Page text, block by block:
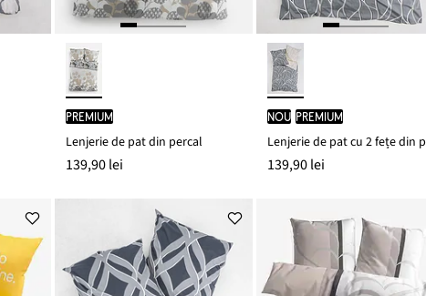
PREMIUM
Lenjerie de pat din percal
139,90 lei
nou PREMIUM
139,90 lei